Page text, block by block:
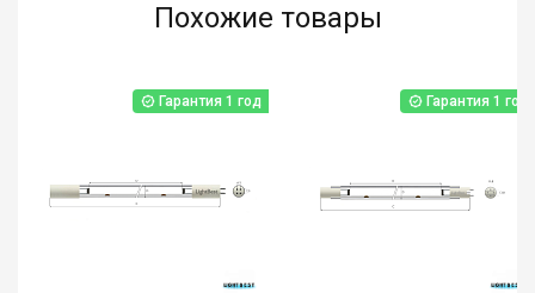
Похожие товары
Гарантия 1 год Гарантия 1 год